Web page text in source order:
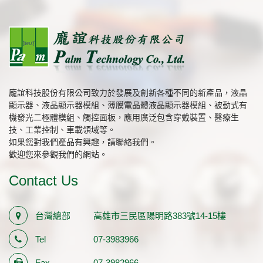
龐誼科技股份有限公司致力於發展及創新各種不同的新產品，液晶
顯示器、液晶顯示器模組、薄膜電晶體液晶顯示器模組、被動式有
機發光二極體模組、觸控面板，應用廣泛包含穿戴裝置、醫療生
技、工業控制、車載領域等。
如果您對我們產品有興趣，請聯絡我們。
歡迎您來參觀我們的網站。
Contact Us
台灣總部 高雄市三民區陽明路383號14-15樓
Tel 07-3983966